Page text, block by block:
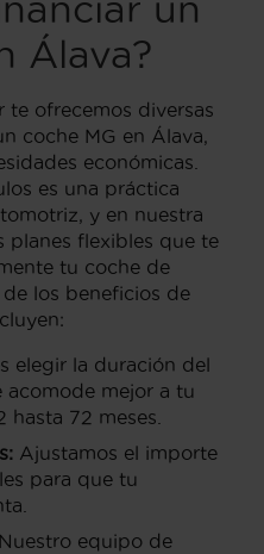
un
Álava?
te ofrecemos diversas
coche MG en Álava,
económicas.
es una práctica
y en nuestra
planes flexibles que te
tu coche de
los beneficios de
elegir la duración del
acomode mejor a tu
hasta 72 meses.
Ajustamos el importe
para que tu
Nuestro equipo de